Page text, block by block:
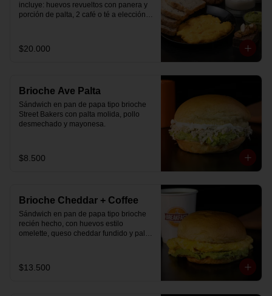
incluye: huevos revueltos con panera y
porción de palta, 2 café o té a elección, 2
hecha en casa, un mini brownie y galleta
de avena para compartir.
$20.000
Brioche Ave Palta
Sándwich en pan de papa tipo brioche
Street Bakers con palta molida, pollo
desmechado y mayonesa.
$8.500
Brioche Cheddar + Coffee
Sándwich en pan de papa tipo brioche
recién hecho, con huevos estilo
omelette, queso cheddar fundido y palta,
Se envía en bolsa delivery.
$13.500